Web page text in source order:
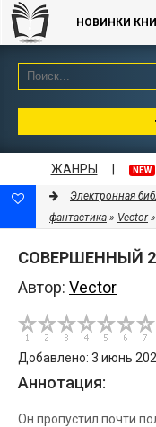
НОВИНКИ
ЖАНРЫ NEW
Электронная
фантастика » Vector
СОВЕРШЕННЫЙ
Автор: Vector
Добавлено: 3 июнь
Аннотация:
Он пропустил почти